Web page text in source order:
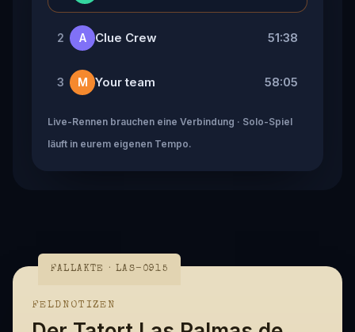
2 A Clue Crew 51:38
3 M Your team 58:05
Live-Rennen brauchen eine Verbindung · Solo-Spiel
läuft in eurem eigenen Tempo.
FALLAKTE · LAS-0915
FELDNOTIZEN